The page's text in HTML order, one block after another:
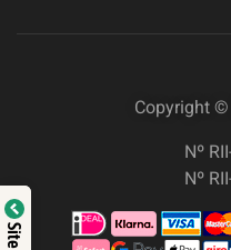
Copyright
Nº
Nº